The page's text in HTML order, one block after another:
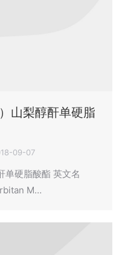
山梨醇酐单硬脂
09-07
单硬脂酸酯 英文名
M…